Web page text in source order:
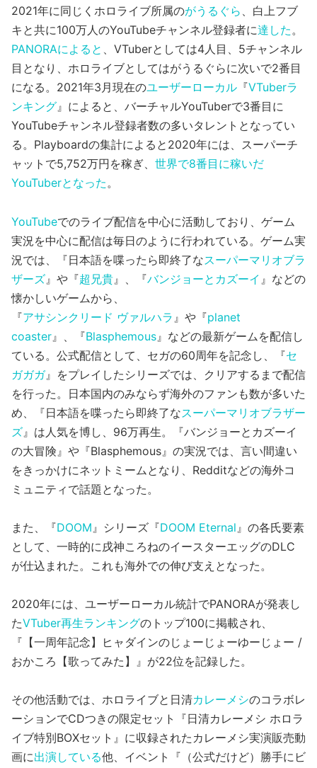
2021年に同じくホロライブ所属のがうるぐら 、白上フブ
キと共に100万人のYouTubeチャンネル登録者に達した。
PANORAによると 、VTuberとしては4人目、5チャンネル
目となり、ホロライブとしてはがうるぐらに次いで2番目
になる。2021年3月現在のユーザーローカル 『VTuberラ
ンキング』によると、バーチャルYouTuberで3番目に
YouTubeチャンネル登録者数の多いタレントとなってい
る。Playboardの集計によると2020年には、スーパーチ
ャットで5,752万円を稼ぎ、 世界で8番目に稼いだ
YouTuberとなった。
YouTubeでのライブ配信を中心に活動しており、ゲーム
実況を中心に配信は毎日のように行われている。ゲーム実
況では、『日本語を喋ったら即終了なスーパーマリオブラ
ザーズ 』や『超兄貴 』、『バンジョーとカズーイ 』などの
懐かしいゲームから、
『アサシンクリード ヴァルハラ 』や『planet
coaster 』、『Blasphemous 』などの最新ゲームを配信し
ている。公式配信として、セガの60周年を記念し、『セ
ガガガ』をプレイしたシリーズでは、クリアするまで配信
を行った。日本国内のみならず海外のファンも数が多いた
め、『日本語を喋ったら即終了なスーパーマリオブラザー
ズ 』は人気を博し、96万再生。『バンジョーとカズーイ
の大冒険』や『Blasphemous』の実況では、言い間違い
をきっかけにネットミームとなり、Redditなどの海外コ
ミュニティで話題となった。
また、『DOOM 』シリーズ『DOOM Eternal 』の各氏要素
として、一時的に戌神ころねのイースターエッグのDLC
が仕込まれた。これも海外での伸び支えとなった。
2020年には、ユーザーローカル統計でPANORAが発表し
たVTuber再生ランキングのトップ100に掲載され、
『【一周年記念】ヒャダインのじょーじょーゆーじょー /
おかころ【歌ってみた】』が22位を記録した。
その他活動では、ホロライブと日清カレーメシのコラボレ
ーションでCDつきの限定セット『日清カレーメシ ホロラ
イブ特別BOXセット』に収録されたカレーメシ実演販売動
画に出演している他、イベント『（公式だけど）勝手にビ